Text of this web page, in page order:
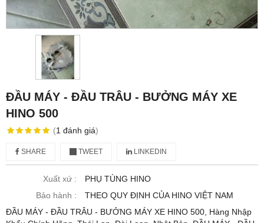
ĐẦU MÁY - ĐẦU TRÂU - BƯỞNG MÁY XE
HINO 500
(1 đánh giá)
SHARE TWEET LINKEDIN
Xuất xứ :
PHỤ TÙNG HINO
Bảo hành :
THEO QUY ĐỊNH CỦA HINO VIỆT NAM
ĐẦU MÁY - ĐẦU TRÂU - BƯỞNG MÁY XE HINO 500, Hàng Nhập